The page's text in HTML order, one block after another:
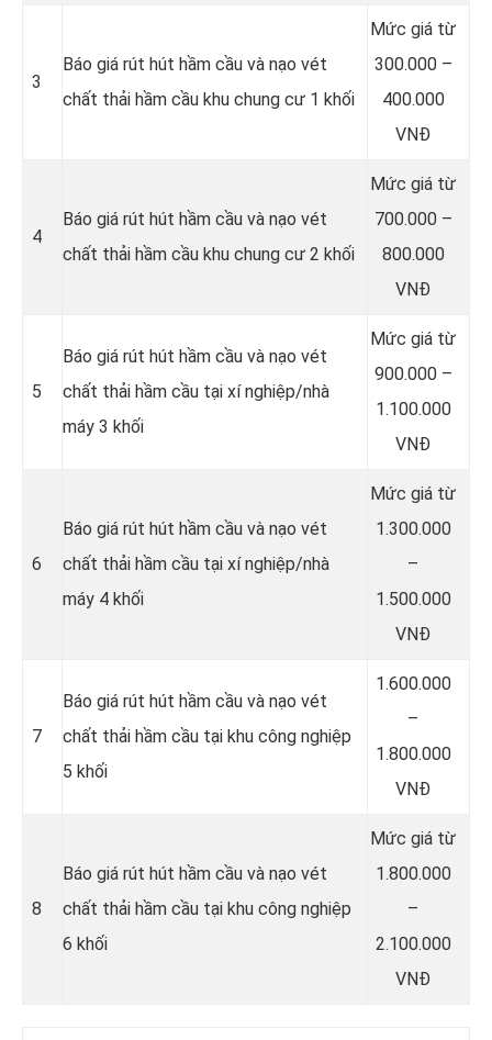
3
Báo giá rút hút hầm cầu và nạo vét
chất thải hầm cầu khu chung cư 1 khối
Mức giá từ
300.000 –
400.000
VNĐ
4
Báo giá rút hút hầm cầu và nạo vét
chất thải hầm cầu khu chung cư 2 khối
Mức giá từ
700.000 –
800.000
VNĐ
5
Báo giá rút hút hầm cầu và nạo vét
chất thải hầm cầu tại xí nghiệp/nhà
máy 3 khối
Mức giá từ
900.000 –
1.100.000
VNĐ
6
Báo giá rút hút hầm cầu và nạo vét
chất thải hầm cầu tại xí nghiệp/nhà
máy 4 khối
Mức giá từ
1.300.000
–
1.500.000
VNĐ
7
Báo giá rút hút hầm cầu và nạo vét
chất thải hầm cầu tại khu công nghiệp
5 khối
1.600.000
–
1.800.000
VNĐ
8
Báo giá rút hút hầm cầu và nạo vét
chất thải hầm cầu tại khu công nghiệp
6 khối
Mức giá từ
1.800.000
–
2.100.000
VNĐ